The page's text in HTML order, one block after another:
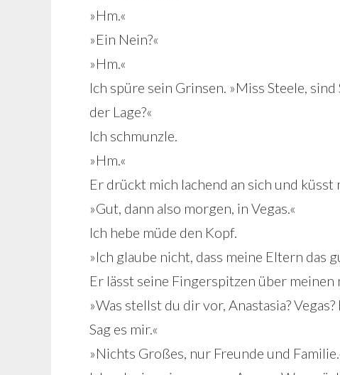
»Hm.«
»Ein Nein?«
»Hm.«
Ich spüre sein Grinsen. »Miss Steele,
der Lage?«
Ich schmunzle.
»Hm.«
Er drückt mich lachend an sich und küsst
»Gut, dann also morgen, in Vegas.«
Ich hebe müde den Kopf.
»Ich glaube nicht, dass meine Eltern das
Er lässt seine Fingerspitzen über meinen
»Was stellst du dir vor, Anastasia?
Sag es mir.«
»Nichts Großes, nur Freunde und